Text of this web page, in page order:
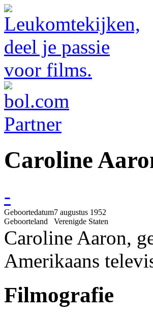
Caroline
-
Geboortedatum7 augustus 1952
Geboorteland
Verenigde Staten
Caroline Aaron,
Amerikaans
Filmografie